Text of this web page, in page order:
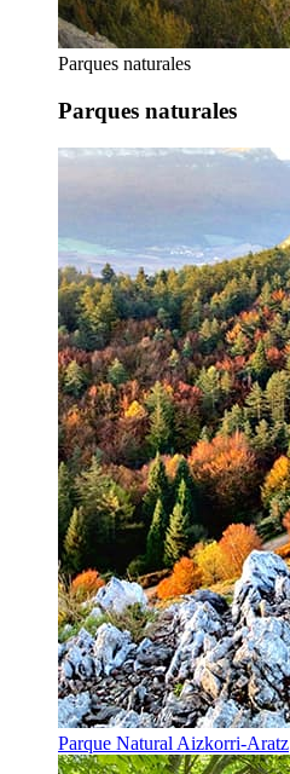
Parques naturales
Parques naturales
Parque Natural Aizkorri-Aratz